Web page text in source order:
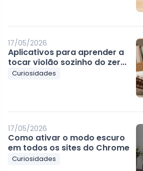
17/05/2026
Aplicativos para aprender a
tocar violão sozinho do zer...
Curiosidades
17/05/2026
Como ativar o modo escuro
em todos os sites do Chrome
Curiosidades